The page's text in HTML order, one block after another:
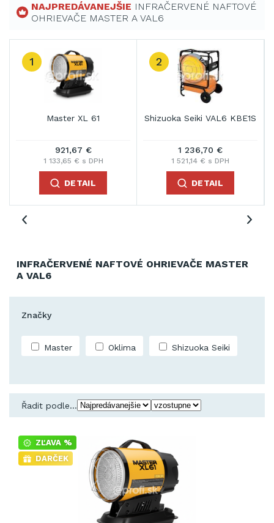
NAJPREDÁVANEJŠIE INFRAČERVENÉ NAFTOVÉ
OHRIEVAČE MASTER A VAL6
3
Shizuoka Seiki VAL6
1 649,07 €
2 028,36 € s DPH
DETAIL
Master DC 61 (AKKU)
1 472,76 €
1 811,49 € s DPH
DETAIL
INFRAČERVENÉ NAFTOVÉ OHRIEVAČE MASTER
A VAL6
Značky
Master Oklima Shizuoka Seiki
Řadit podle...
ZĽAVA %
DARČEK